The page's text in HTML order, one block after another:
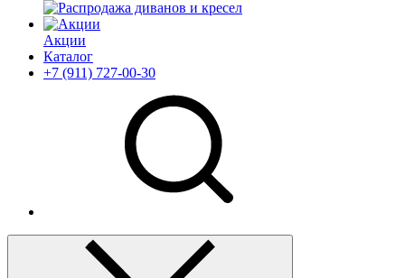
Акции
Каталог
+7 (911) 727-00-30